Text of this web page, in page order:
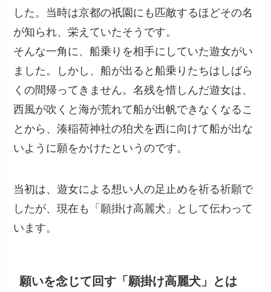
した。当時は京都の祇園にも匹敵するほどその名
が知られ、栄えていたそうです。
そんな一角に、船乗りを相手にしていた遊女がい
ました。しかし、船が出ると船乗りたちはしばら
くの間帰ってきません。名残を惜しんだ遊女は、
西風が吹くと海が荒れて船が出帆できなくなるこ
とから、湊稲荷神社の狛犬を西に向けて船が出な
いように願をかけたというのです。
当初は、遊女による想い人の足止めを祈る祈願で
したが、現在も「願掛け高麗犬」として伝わって
います。
願いを念じて回す「願掛け高麗犬」とは